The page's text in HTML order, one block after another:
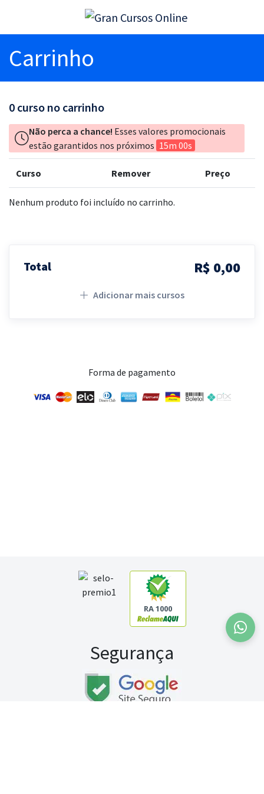
Carrinho
0 curso no carrinho
Não perca a chance! Esses valores promocionais
estão garantidos nos próximos 15m 00s
Curso Remover Preço
Nenhum produto foi incluído no carrinho.
Total R$ 0,00
Adicionar mais cursos
Forma de pagamento
RA 1000
Segurança